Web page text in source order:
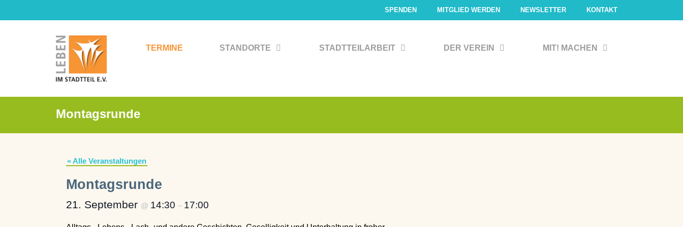
Inhalt
SPENDEN MITGLIED WERDEN NEWSLETTER KONTAKT
TERMINE STANDORTE STADTTEILARBEIT DER VEREIN MIT! MACHEN
Montagsrunde
« Alle Veranstaltungen
Montagsrunde
21. September @ 14:30 – 17:00